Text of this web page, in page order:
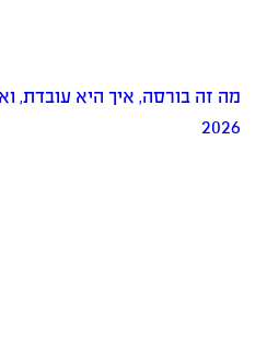
מה זה בורסה, איך היא עובדת,
2026